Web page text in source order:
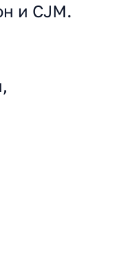
и CJM.